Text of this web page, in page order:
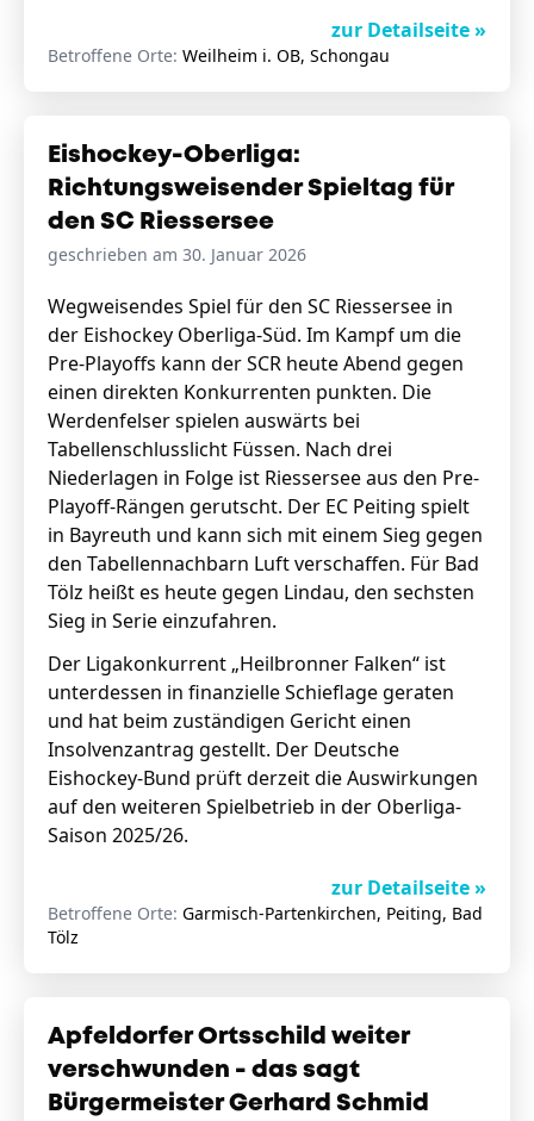
zur Detailseite »
Betroffene Orte: Weilheim i. OB, Schongau
Eishockey-Oberliga:
Richtungsweisender Spieltag für
den SC Riessersee
geschrieben am 30. Januar 2026
Wegweisendes Spiel für den SC Riessersee in
der Eishockey Oberliga-Süd. Im Kampf um die
Pre-Playoffs kann der SCR heute Abend gegen
einen direkten Konkurrenten punkten. Die
Werdenfelser spielen auswärts bei
Tabellenschlusslicht Füssen. Nach drei
Niederlagen in Folge ist Riessersee aus den Pre-
Playoff-Rängen gerutscht. Der EC Peiting spielt
in Bayreuth und kann sich mit einem Sieg gegen
den Tabellennachbarn Luft verschaffen. Für Bad
Tölz heißt es heute gegen Lindau, den sechsten
Sieg in Serie einzufahren.
Der Ligakonkurrent „Heilbronner Falken“ ist
unterdessen in finanzielle Schieflage geraten
und hat beim zuständigen Gericht einen
Insolvenzantrag gestellt. Der Deutsche
Eishockey-Bund prüft derzeit die Auswirkungen
auf den weiteren Spielbetrieb in der Oberliga-
Saison 2025/26.
zur Detailseite »
Betroffene Orte: Garmisch-Partenkirchen, Peiting, Bad
Tölz
Apfeldorfer Ortsschild weiter
verschwunden - das sagt
Bürgermeister Gerhard Schmid